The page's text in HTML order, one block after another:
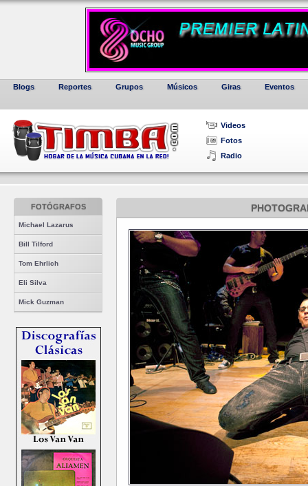
Blogs Reportes Grupos Músicos Giras Eventos
Videos
Fotos
Radio
FOTÓGRAFOS
Michael Lazarus
Bill Tilford
Tom Ehrlich
Eli Silva
Mick Guzman